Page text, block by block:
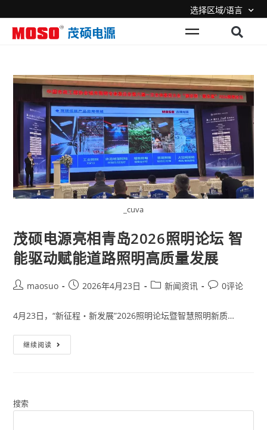
选择区域/语言
_cuva
茂硕电源亮相青岛2026照明论坛 智
能驱动赋能道路照明高质量发展
maosuo 2026年4月23日 新闻资讯 0评论
4月23日，“新征程・新发展”2026照明论坛暨智慧照明新质…
继续阅读
搜索